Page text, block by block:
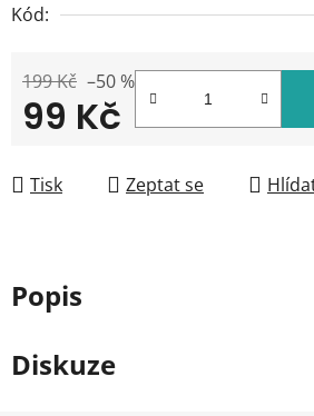
Kód:
199 Kč –50 %
99 Kč
Tisk Zeptat se
Popis
Diskuze